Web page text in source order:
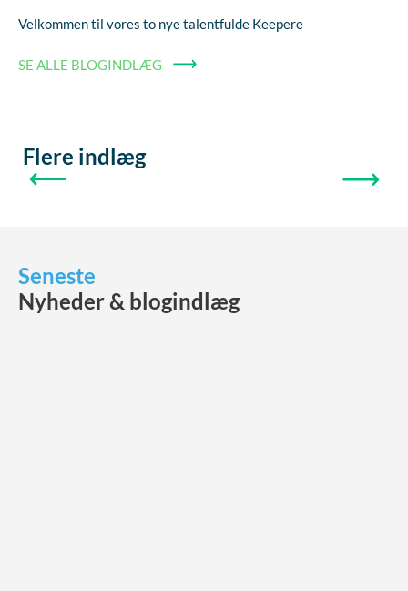
Velkommen til vores to nye talentfulde Keepere
SE ALLE BLOGINDLÆG
Flere indlæg
Seneste
Nyheder & blogindlæg